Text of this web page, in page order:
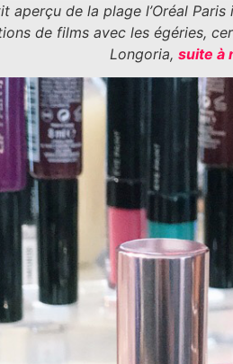
aperçu de la plage l’Oréal
de films avec les égéries,
Longoria, suite à